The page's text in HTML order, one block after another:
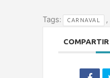
Tags: CARNAVAL ,